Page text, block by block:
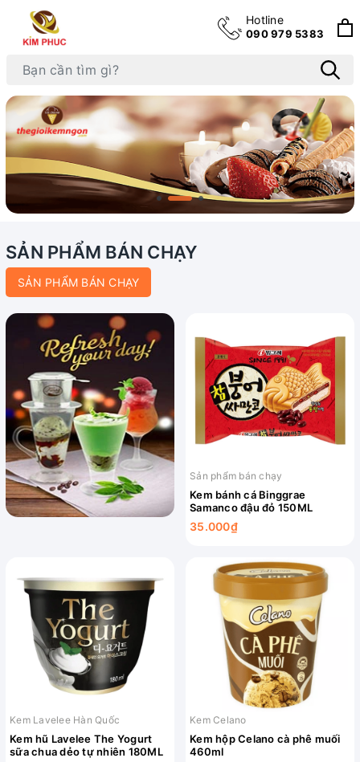
Hotline
090 979 5383
SẢN PHẨM BÁN CHẠY
SẢN PHẨM BÁN CHẠY
Sản phẩm bán chạy
Kem bánh cá Binggrae
Samanco đậu đỏ 150ML
35.000₫
Kem Lavelee Hàn Quốc
Kem hũ Lavelee The Yogurt
sữa chua dẻo tự nhiên 180ML
Kem Celano
Kem hộp Celano cà phê muối
460ml